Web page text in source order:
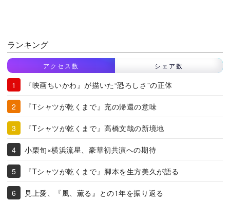
ランキング
アクセス数 シェア数
『映画ちいかわ』が描いた“恐ろしさ”の正体
『Tシャツが乾くまで』充の帰還の意味
『Tシャツが乾くまで』高橋文哉の新境地
小栗旬×横浜流星、豪華初共演への期待
『Tシャツが乾くまで』脚本を生方美久が語る
見上愛、『風、薫る』との1年を振り返る